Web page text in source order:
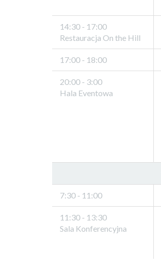
14:30 - 17:00
Restauracja On the Hill
17:00 - 18:00
20:00 - 3:00
Hala Eventowa
7:30 - 11:00
11:30 - 13:30
Sala Konferencyjna